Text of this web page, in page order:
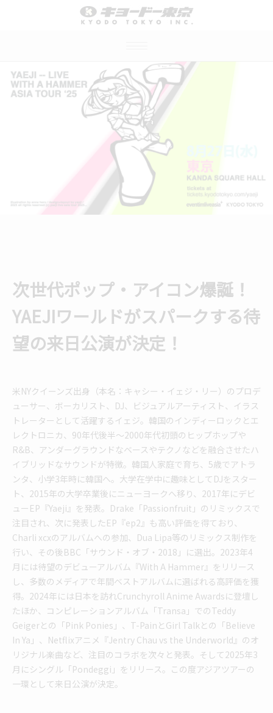
次世代ポップ・アイコン爆誕！
YAEJIワールドがスパークする待
望の来日公演が決定！
米NYクイーンズ出身（本名：キャシー・イェジ・リー）のプロデ
ューサー、ボーカリスト、DJ、ビジュアルアーティスト、イラス
トレーターとして活躍するイェジ。韓国のインディーロックとエ
レクトロニカ、90年代後半〜2000年代初頭のヒップホップや
R&B、アンダーグラウンドなベースやテクノなどを融合させたハ
イブリッドなサウンドが特徴。韓国人家庭で育ち、5歳でアトラ
ンタ、小学3年時に韓国へ。大学在学中に趣味としてDJをスター
ト、2015年の大学卒業後にニューヨークへ移り、2017年にデビ
ューEP『Yaeji』を発表。Drake「Passionfruit」のリミックスで
注目され、次に発表したEP『ep2』も高い評価を得ており、
Charli xcxのアルバムへの参加、Dua Lipa等のリミックス制作を
行い、その後BBC「サウンド・オブ・2018」に選出。2023年4
月には待望のデビューアルバム『With A Hammer』をリリース
し、多数のメディアで年間ベストアルバムに選ばれる高評価を獲
得。2024年には日本を訪れCrunchyroll Anime Awardsに登壇し
たほか、コンピレーションアルバム「Transa」でのTeddy
Geigerとの「Pink Ponies」、T-PainとGirl Talkとの「Believe
In Ya」、Netflixアニメ『Jentry Chau vs the Underworld』のオ
リジナル楽曲など、注目のコラボを次々と発表。そして2025年3
月にシングル「Pondeggi」をリリース。この度アジアツアーの
一環として来日公演が決定。